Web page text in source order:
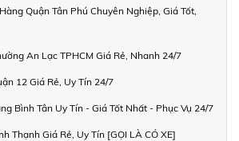
Quận Tân Phú Chuyên Nghiệp, Giá Tốt,
An Lạc TPHCM Giá Rẻ, Nhanh 24/7
12 Giá Rẻ, Uy Tín 24/7
Bình Tân Uy Tín - Giá Tốt Nhất - Phục Vụ 24/7
Thạnh Giá Rẻ, Uy Tín [GỌI LÀ CÓ XE]